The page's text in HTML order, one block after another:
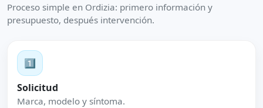
Proceso simple en Ordizia: primero información y
presupuesto, después intervención.
1️⃣
Solicitud
Marca, modelo y síntoma.